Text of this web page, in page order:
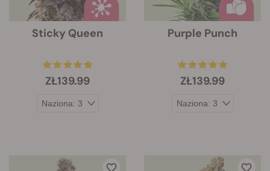
Sticky Queen
ZŁ139.99
Purple Punch
ZŁ139.99